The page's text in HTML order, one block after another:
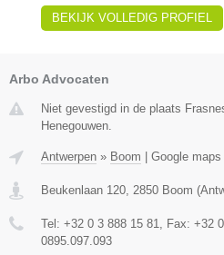
BEKIJK VOLLEDIG PROFIEL
Arbo Advocaten
Niet gevestigd in de plaats
Henegouwen.
Antwerpen » Boom | Google maps
Beukenlaan 120 2850 Boom (
Tel: +32 0 3 888 15 81 , Fax: +32
0895.097.093